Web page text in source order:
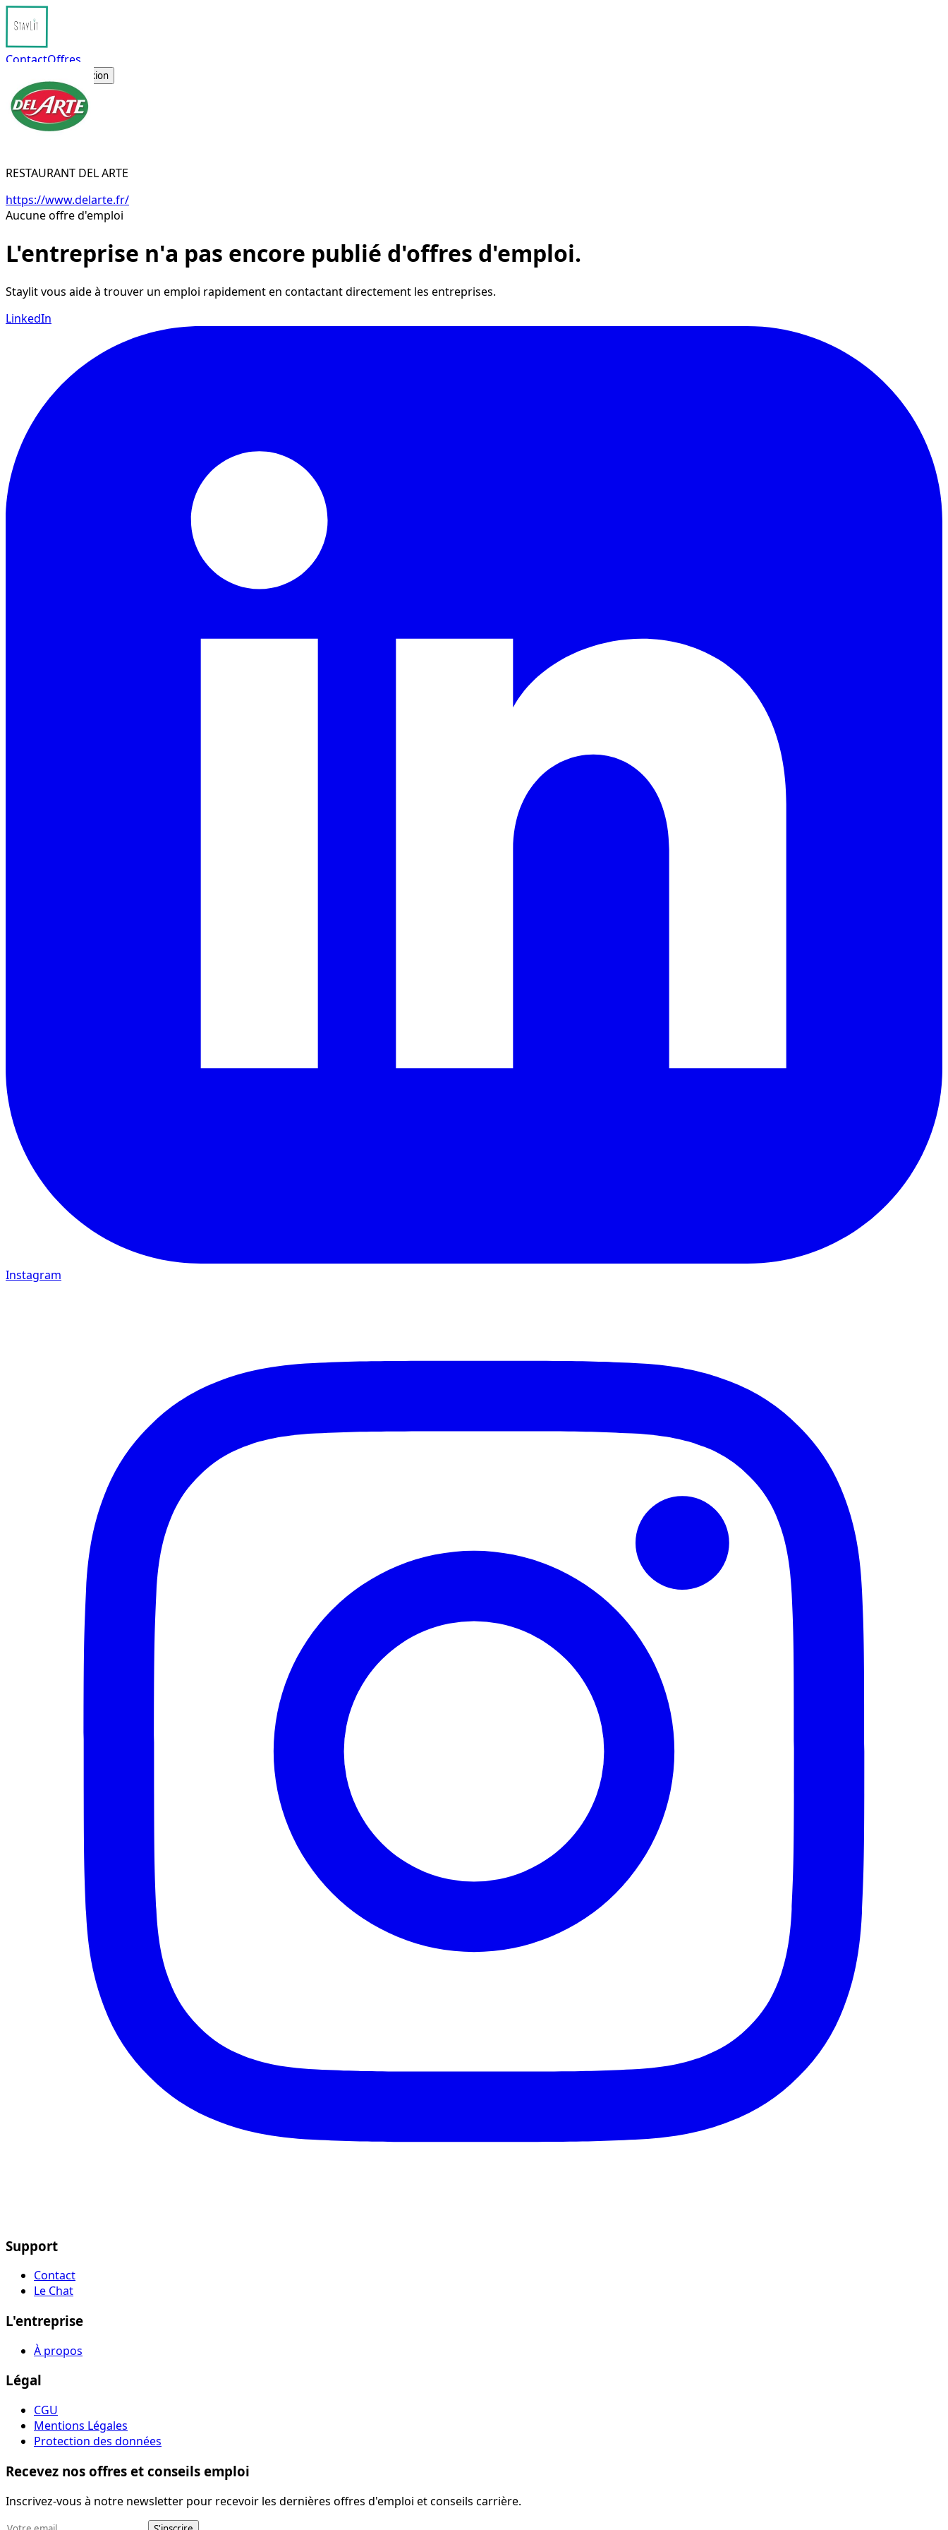
ContactOffres
Connexion
RESTAURANT DEL ARTE
https://www.delarte.fr/
Aucune offre d'emploi
L'entreprise n'a pas encore publié d'offres d'emploi.
Staylit vous aide à trouver un emploi rapidement en contactant directement les entreprises.
LinkedIn
Instagram
Support
Contact
Le Chat
L'entreprise
À propos
Légal
CGU
Mentions Légales
Protection des données
Recevez nos offres et conseils emploi
Inscrivez-vous à notre newsletter pour recevoir les dernières offres d'emploi et conseils carrière.